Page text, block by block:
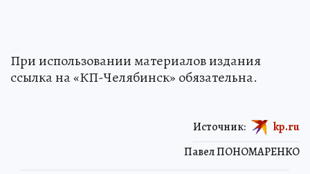
При использовании материалов издания
ссылка на «КП-Челябинск» обязательна.
Павел ПОНОМАРЕНКО
Источник: kp.ru